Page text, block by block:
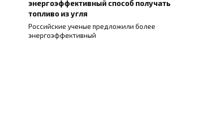
энергоэффективный способ получать
топливо из угля
Российские ученые предложили более
энергоэффективный